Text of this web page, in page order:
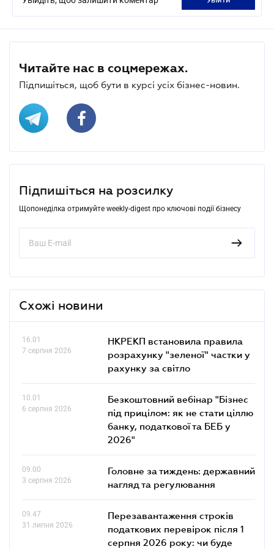
Читайте нас в соцмережах.
Підпишіться, щоб бути в курсі усіх бізнес-новин.
Підпишіться на розсилку
Щопонеділка отримуйте weekly-digest про ключові події бізнесу
Схожі новини
16.01
7 серпня 2026
НКРЕКП встановила правила
розрахунку "зеленої" частки у
рахунку за світло
10.01
6 серпня 2026
Безкоштовний вебінар "Бізнес
під прицілом: як не стати ціллю
банку, податкової та БЕБ у
2026"
09.00
3 серпня 2026
Головне за тиждень: державний
нагляд та регулювання
09.47
31 липня 2026
Перезавантаження строків
податкових перевірок після 1
серпня 2026 року: чи буде